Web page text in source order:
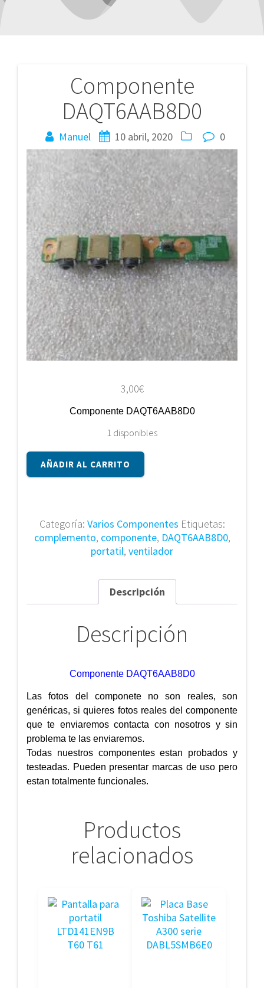
Componente
DAQT6AAB8D0
Manuel 10 abril, 2020 0
3,00€
Componente DAQT6AAB8D0
1 disponibles
Componente
DAQT6AAB8D0
AÑADIR AL CARRITO
Categoría: Varios Componentes Etiquetas:
complemento, componente, DAQT6AAB8D0,
portatil, ventilador
Descripción
Descripción
Componente DAQT6AAB8D0
Las fotos del componete no son reales, son
genéricas, si quieres fotos reales del componente
que te enviaremos contacta con nosotros y sin
problema te las enviaremos.
Todas nuestros componentes estan probados y
testeadas. Pueden presentar marcas de uso pero
estan totalmente funcionales.
Productos
relacionados
Navegación
entradas